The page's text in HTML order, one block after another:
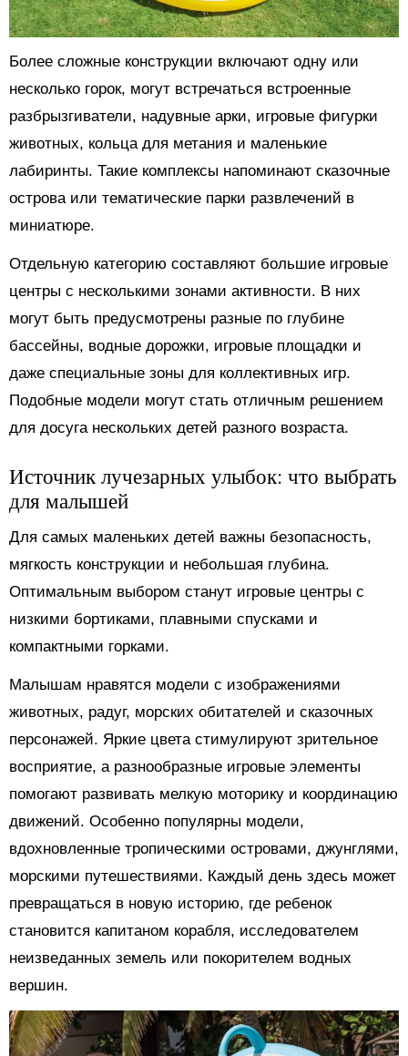
Более сложные конструкции включают одну или
несколько горок, могут встречаться встроенные
разбрызгиватели, надувные арки, игровые фигурки
животных, кольца для метания и маленькие
лабиринты. Такие комплексы напоминают сказочные
острова или тематические парки развлечений в
миниатюре.
Отдельную категорию составляют большие игровые
центры с несколькими зонами активности. В них
могут быть предусмотрены разные по глубине
бассейны, водные дорожки, игровые площадки и
даже специальные зоны для коллективных игр.
Подобные модели могут стать отличным решением
для досуга нескольких детей разного возраста.
Источник лучезарных улыбок: что выбрать
для малышей
Для самых маленьких детей важны безопасность,
мягкость конструкции и небольшая глубина.
Оптимальным выбором станут игровые центры с
низкими бортиками, плавными спусками и
компактными горками.
Малышам нравятся модели с изображениями
животных, радуг, морских обитателей и сказочных
персонажей. Яркие цвета стимулируют зрительное
восприятие, а разнообразные игровые элементы
помогают развивать мелкую моторику и координацию
движений. Особенно популярны модели,
вдохновленные тропическими островами, джунглями,
морскими путешествиями. Каждый день здесь может
превращаться в новую историю, где ребенок
становится капитаном корабля, исследователем
неизведанных земель или покорителем водных
вершин.